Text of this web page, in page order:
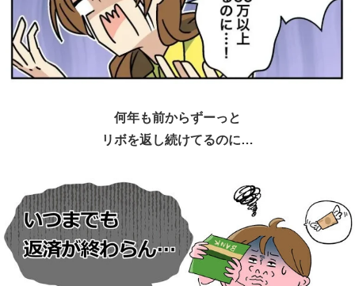
何年も前からずーっと
リボを返し続けてるのに…